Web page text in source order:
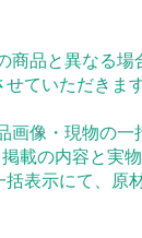
商品と異なる
ていただきま
画像・現物の一
載の内容と実
表示にて、原